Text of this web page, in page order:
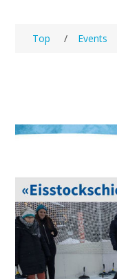
Top / Events